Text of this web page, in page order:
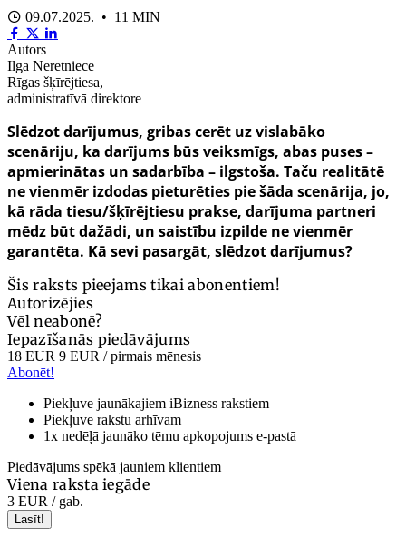
09.07.2025. • 11 MIN
Autors
Ilga Neretniece
Rīgas šķīrējtiesa,
administratīvā direktore
Slēdzot darījumus, gribas cerēt uz vislabāko
scenāriju, ka darījums būs veiksmīgs, abas puses –
apmierinātas un sadarbība – ilgstoša. Taču realitātē
ne vienmēr izdodas pieturēties pie šāda scenārija, jo,
kā rāda tiesu/šķīrējtiesu prakse, darījuma partneri
mēdz būt dažādi, un saistību izpilde ne vienmēr
garantēta. Kā sevi pasargāt, slēdzot darījumus?
Šis raksts pieejams tikai abonentiem!
Autorizējies
Vēl neabonē?
Iepazīšanās piedāvājums
18 EUR 9 EUR / pirmais mēnesis
Abonēt!
Piekļuve jaunākajiem iBizness rakstiem
Piekļuve rakstu arhīvam
1x nedēļā jaunāko tēmu apkopojums e-pastā
Piedāvājums spēkā jauniem klientiem
Viena raksta iegāde
3 EUR / gab.
Lasīt!